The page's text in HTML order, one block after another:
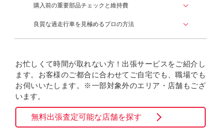
購入前の重要部品チェックと維持費
良質な過走行車を見極めるプロの方法
お忙しくて時間が取れない方！出張サービスをご紹介し
ます。お客様のご都合に合わせてご自宅でも、職場でも
お伺いいたします。※一部対象外のエリア・店舗もござ
います。
無料出張査定可能な店舗を探す